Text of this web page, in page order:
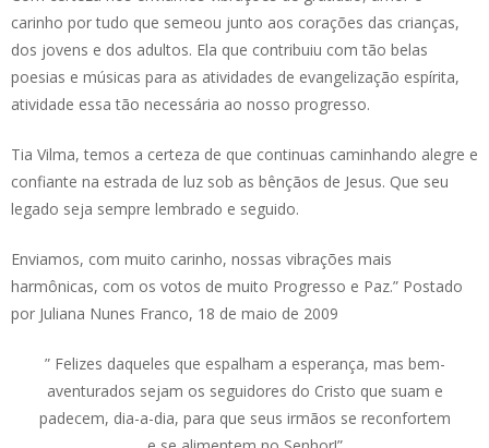
carinho por tudo que semeou junto aos corações das crianças,
dos jovens e dos adultos. Ela que contribuiu com tão belas
poesias e músicas para as atividades de evangelização espírita,
atividade essa tão necessária ao nosso progresso.
Tia Vilma, temos a certeza de que continuas caminhando alegre e
confiante na estrada de luz sob as bênçãos de Jesus. Que seu
legado seja sempre lembrado e seguido.
Enviamos, com muito carinho, nossas vibrações mais
harmônicas, com os votos de muito Progresso e Paz.” Postado
por Juliana Nunes Franco, 18 de maio de 2009
” Felizes daqueles que espalham a esperança, mas bem-
aventurados sejam os seguidores do Cristo que suam e
padecem, dia-a-dia, para que seus irmãos se reconfortem